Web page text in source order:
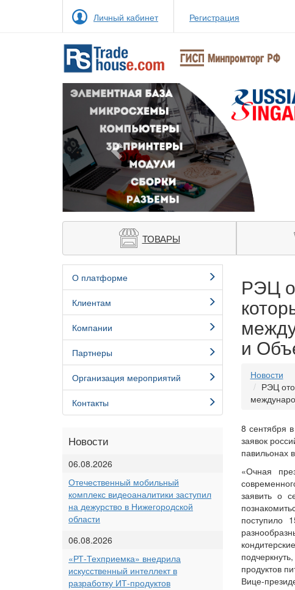
Личный кабинет Регистрация
Previous
ТОВАРЫ
О платформе
Клиентам
Компании
Партнеры
Организация мероприятий
Контакты
Новости
06.08.2026
Отечественный мобильный
комплекс видеоаналитики заступил
на дежурство в Нижегородской
области
06.08.2026
«РТ-Техприемка» внедрила
искусственный интеллект в
разработку ИТ-продуктов
РЭЦ
и
Новости
РЭЦ
8 сентября
заявок
«Очная
заявить о
поступило
продуктов
Вице-